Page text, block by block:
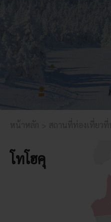
โทโฮคุ